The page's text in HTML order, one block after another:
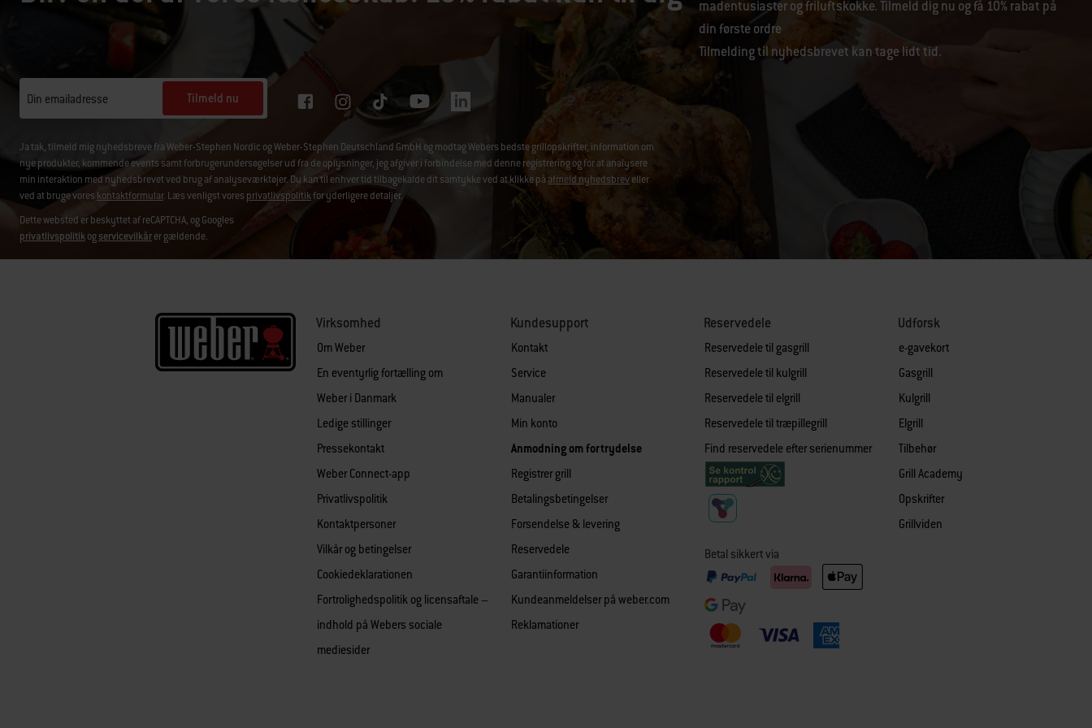
madentusiaster og friluftskokke. Tilmeld dig nu og få 10% rabat på
din første ordre
Tilmelding til nyhedsbrevet kan tage lidt tid.
Din emailadresse Tilmeld nu
Ja tak, tilmeld mig nyhedsbreve fra Weber-Stephen Nordic og Weber-Stephen Deutschland GmbH og modtag Webers bedste grillopskrifter, information om
nye produkter, kommende events samt forbrugerundersøgelser ud fra de oplysninger, jeg afgiver i forbindelse med denne registrering og for at analysere
min interaktion med nyhedsbrevet ved brug af analyseværktøjer. Du kan til enhver tid tilbagekalde dit samtykke ved at klikke påafmeld nyhedsbreveller
ved at bruge vores kontaktformular. Læs venligst vores privatlivspolitikfor yderligere detaljer.
Dette websted er beskyttet af reCAPTCHA, og Googles
privatlivspolitikogservicevilkårer gældende.
Virksomhed
Om Weber
En eventyrlig fortælling om
Weber i Danmark
Ledige stillinger
Pressekontakt
Weber Connect-app
Privatlivspolitik
Kontaktpersoner
Vilkår og betingelser
Cookiedeklarationen
Fortrolighedspolitik og licensaftale –
indhold på Webers sociale
mediesider
Kundesupport
Kontakt
Service
Manualer
Min konto
Anmodning om fortrydelse
Registrer grill
Betalingsbetingelser
Forsendelse & levering
Reservedele
Garantiinformation
Kundeanmeldelser på weber.com
Reklamationer
Reservedele
Reservedele til gasgrill
Reservedele til kulgrill
Reservedele til elgrill
Reservedele til træpillegrill
Find reservedele efter serienummer
Betal sikkert via
Udforsk
e-gavekort
Gasgrill
Kulgrill
Elgrill
Tilbehør
Grill Academy
Opskrifter
Grillviden